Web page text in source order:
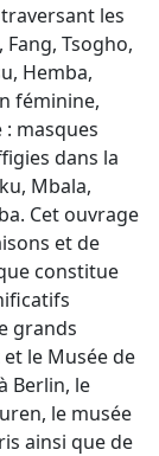
les
Tsogho,
Hemba,
féminine,
: masques
dans la
Mbala,
Cet ouvrage
et de
constitue
grands
le Musée de
Berlin, le
le musée
ainsi que de